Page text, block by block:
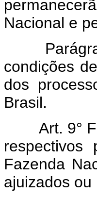
Nacional e
Parágrafo
condições
dos
Brasil.
Art. 9°
respectivos
Fazenda
ajuizados